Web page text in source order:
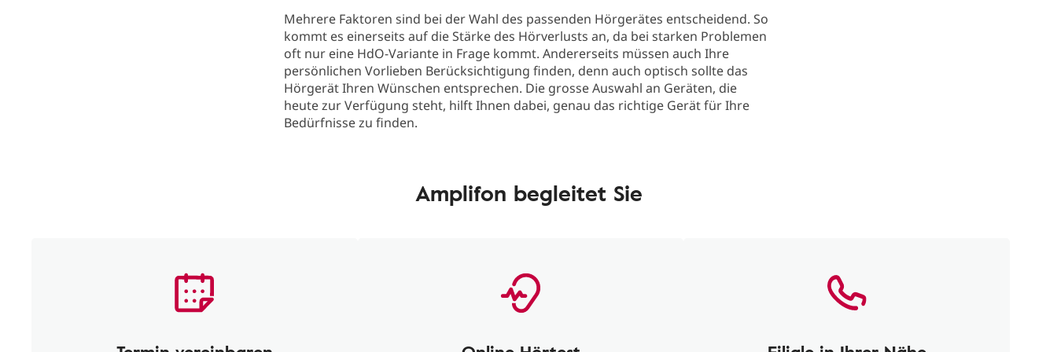
Mehrere Faktoren sind bei der Wahl des passenden Hörgerätes entscheidend. So
kommt es einerseits auf die Stärke des Hörverlusts an, da bei starken Problemen
oft nur eine HdO-Variante in Frage kommt. Andererseits müssen auch Ihre
persönlichen Vorlieben Berücksichtigung finden, denn auch optisch sollte das
Hörgerät Ihren Wünschen entsprechen. Die grosse Auswahl an Geräten, die
heute zur Verfügung steht, hilft Ihnen dabei, genau das richtige Gerät für Ihre
Bedürfnisse zu finden.
Amplifon begleitet Sie